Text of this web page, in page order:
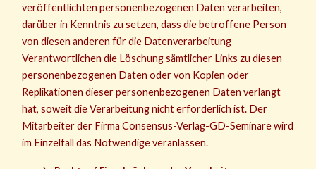
veröffentlichten personenbezogenen Daten verarbeiten,
darüber in Kenntnis zu setzen, dass die betroffene Person
von diesen anderen für die Datenverarbeitung
Verantwortlichen die Löschung sämtlicher Links zu diesen
personenbezogenen Daten oder von Kopien oder
Replikationen dieser personenbezogenen Daten verlangt
hat, soweit die Verarbeitung nicht erforderlich ist. Der
Mitarbeiter der Firma Consensus-Verlag-GD-Seminare wird
im Einzelfall das Notwendige veranlassen.